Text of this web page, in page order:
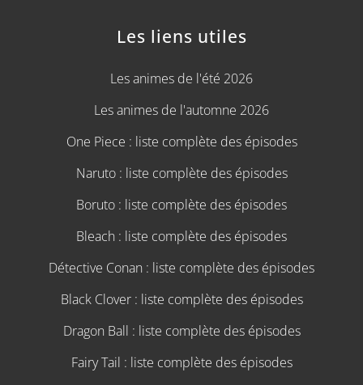
Les liens utiles
Les animes de l'été 2026
Les animes de l'automne 2026
One Piece : liste complète des épisodes
Naruto : liste complète des épisodes
Boruto : liste complète des épisodes
Bleach : liste complète des épisodes
Détective Conan : liste complète des épisodes
Black Clover : liste complète des épisodes
Dragon Ball : liste complète des épisodes
Fairy Tail : liste complète des épisodes